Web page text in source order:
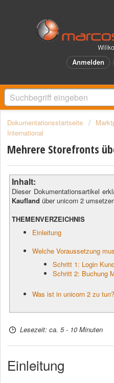
Anmelden
Dokumentationsstartseite
International
Mehrere Storefronts
Inhalt:
Dieser Dokumentationsartikel
Kaufland über unicorn 2
THEMENVERZEICHNIS
Einleitung
Welche Voraussetzung
Schritt 1: Login
Schritt 2: Buchung
Was ist in unicorn 2 zu tun?
Lesezeit: ca. 5 - 10 Minuten
Einleitung